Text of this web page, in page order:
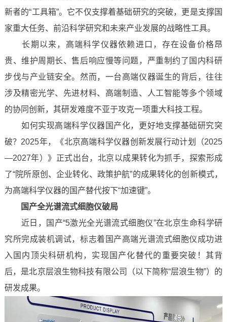
新者的“工具箱”。它不仅支撑着基础研究的突破，更是支撑国
家重大任务、前沿科学研究和未来产业发展的战略性工具。
长期以来，高端科学仪器依赖进口，存在设备价格昂
贵、维护周期长、售后响应慢等问题，严重制约了国内科研
步伐与产业链安全。然而，一台高端仪器诞生的背后，往往
涉及精密光学、先进材料、高端制造、人工智能等多个领域
的协同创新，其研发难度不亚于攻克一项重大科技工程。
如何实现高端科学仪器国产化，更好地支撑基础研究突
破？2025年，《北京高端科学仪器创新发展行动计划（2025
—2027年）》正式出台，北京以成果转化为抓手，探索形成
了“院所原创、企业转化、政策护航”的成果转化的创新模式，
为高端科学仪器的国产替代按下“加速键”。
国产全光谱流式细胞仪破局
近日，国产“5激光全光谱流式细胞仪”在北京生命科学研
究所完成装机调试，标志着国产高端光谱流式细胞仪成功进
入国内顶尖科研机构，实现国产化替代的重要突破！其背
后，是北京层浪生物科技有限公司（以下简称“层浪生物”）的
研发成果。